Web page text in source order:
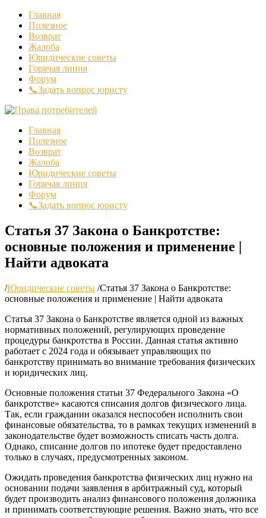
Главная
Полезное
Возврат
Жалоба
Юридические советы
Горячая линия
Форум
📞Задать вопрос юристу
Главная
Полезное
Возврат
Жалоба
Юридические советы
Горячая линия
Форум
📞Задать вопрос юристу
Статья 37 Закона о Банкротстве:
основные положения и применение |
Найти адвоката
/Юридические советы /Статья 37 Закона о Банкротстве:
основные положения и применение | Найти адвоката
Статья 37 Закона о Банкротстве является одной из важных
нормативных положений, регулирующих проведение
процедуры банкротства в России. Данная статья активно
работает с 2024 года и обязывает управляющих по
банкротству принимать во внимание требования физических
и юридических лиц.
Основные положения статьи 37 Федерального Закона «О
банкротстве» касаются списания долгов физического лица.
Так, если гражданин оказался неспособен исполнить свои
финансовые обязательства, то в рамках текущих изменений в
законодательстве будет возможность списать часть долга.
Однако, списание долгов по ипотеке будет предоставлено
только в случаях, предусмотренных законом.
Ожидать проведения банкротства физических лиц нужно на
основании подачи заявления в арбитражный суд, который
будет производить анализ финансового положения должника
и принимать соответствующие решения. Важно знать, что все